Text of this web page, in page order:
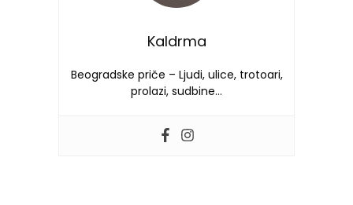
Kaldrma
Beogradske priče – Ljudi, ulice, trotoari,
prolazi, sudbine…